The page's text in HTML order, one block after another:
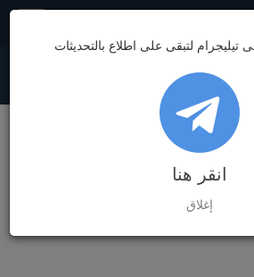
62.49
0.00%
0.00%
تيليجرام لتبقى على اطلاع بالتحديثات
انقر هنا
إغلاق